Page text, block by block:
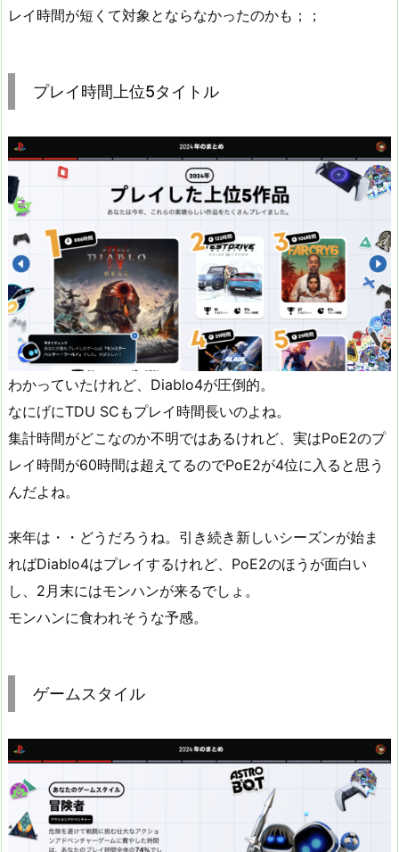
レイ時間が短くて対象とならなかったのかも；；
プレイ時間上位5タイトル
わかっていたけれど、Diablo4が圧倒的。
なにげにTDU SCもプレイ時間長いのよね。
集計時間がどこなのか不明ではあるけれど、実はPoE2のプ
レイ時間が60時間は超えてるのでPoE2が4位に入ると思う
んだよね。
来年は・・どうだろうね。引き続き新しいシーズンが始ま
ればDiablo4はプレイするけれど、PoE2のほうが面白い
し、2月末にはモンハンが来るでしょ。
モンハンに食われそうな予感。
ゲームスタイル